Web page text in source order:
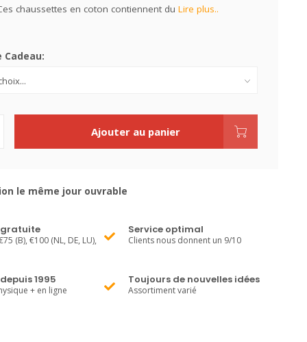
chaussettes en coton contiennent du Lire plus..
Cadeau:
Ajouter au panier
le même jour ouvrable
gratuite
(B), €100 (NL, DE, LU),
Service optimal
Clients nous donnent un 9/10
1995
+ en ligne
Toujours de nouvelles idées
Assortiment varié